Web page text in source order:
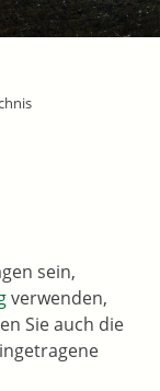
sein,
verwenden,
Sie auch die